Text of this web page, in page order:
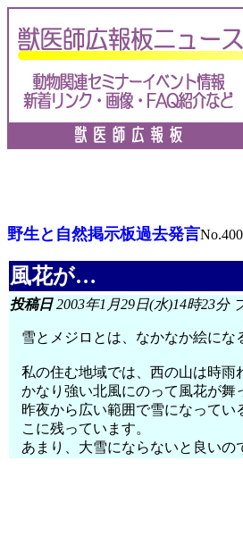
野生と自然掲示板過去発言
風花が…
投稿日2003年1月29日(水)14時23分
雪とメジロとは、なかなか絵に
私の住む地域では、西の山は時雨
かなり強い北風にのって風花が舞
昨夜から広い範囲で雪になって
こに残っています。
あまり、大雪にならないと良いの